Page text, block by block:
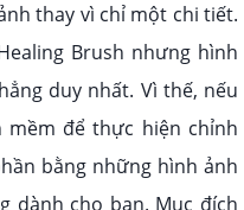
thay vì chỉ một chi tiết.
Brush nhưng hình
duy nhất. Vì thế, nếu
để thực hiện chỉnh
bằng những hình ảnh
dành cho bạn. Mục đích